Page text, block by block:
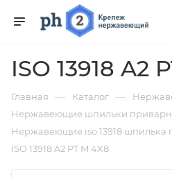
ISO 13918 A2
Главная — Каталог —
Нержавеющие шпильки
Нержавеющие iso 13918 шпилька
ISO 13918 A2 PT M 4X8